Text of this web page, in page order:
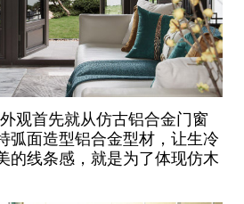
观首先就从仿古铝合金门窗
弧面造型铝合金型材，让生冷
的线条感，就是为了体现仿木